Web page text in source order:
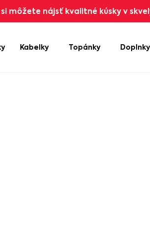
si môžete nájsť kvalitné kúsky v
Kabelky Topánky Doplnky